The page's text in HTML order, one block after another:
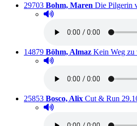
Titelnummer:
29703 von
Bohm, Maren Die Pilgerin
Hörprobe abspielen
Hörprobe von Die Pilgerin
Titelnummer:
14879 von
Böhm, Almaz: Kein Weg zu
Hörprobe abspielen
Hörprobe von Kein Weg
Titelnummer:
25853 von
Bosco, Alix: Cut & Run
Hörprobe abspielen
Hörprobe von Cut & Run